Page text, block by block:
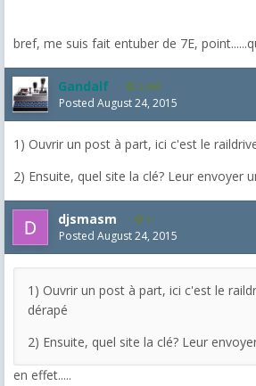
bref, me suis fait entuber de 7E,
Gandalf 2,463
Posted August 24, 2015
1) Ouvrir un post à part, ici c'est le
2) Ensuite, quel site la clé? Leur envoyer
djsmasm 1
Posted August 24, 2015
1) Ouvrir un post à part, ici c'est le
dérapé
2) Ensuite, quel site la clé? Leur
en effet.....